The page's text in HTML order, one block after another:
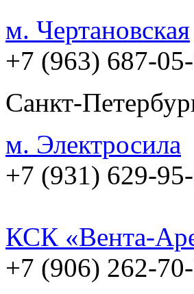
м. Чертановская
+7 (963) 687-
Санкт-
м. Электросила
+7 (931) 629-
КСК «Вента-
+7 (906) 262-